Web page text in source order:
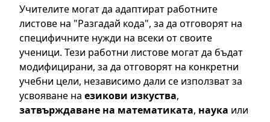
Учителите могат да адаптират работните
листове на "Разгадай кода", за да отговорят на
специфичните нужди на всеки от своите
ученици. Тези работни листове могат да бъдат
модифицирани, за да отговорят на конкретни
учебни цели, независимо дали се използват за
усвояване на езикови изкуства,
затвърждаване на математиката, наука или